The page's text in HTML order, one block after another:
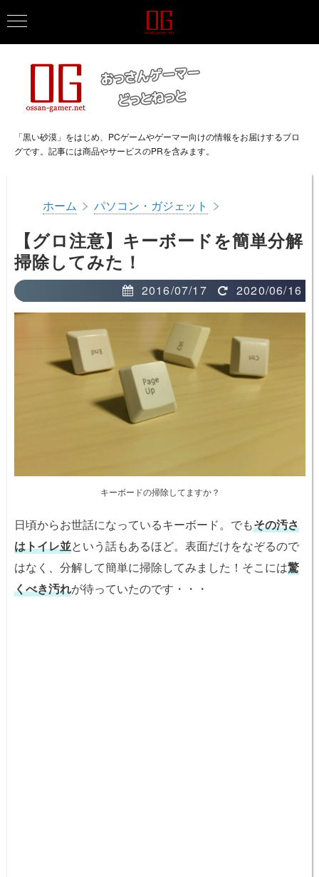
「黒い砂漠」をはじめ、PCゲームやゲーマー向けの情報をお届けするブロ
グです。記事には商品やサービスのPRを含みます。
ホーム > パソコン・ガジェット >
【グロ注意】キーボードを簡単分解
掃除してみた！
2016/07/17 2020/06/16
キーボードの掃除してますか？
日頃からお世話になっているキーボード。でもその汚さ
はトイレ並という話もあるほど。表面だけをなぞるので
はなく、分解して簡単に掃除してみました！そこには驚
くべき汚れが待っていたのです・・・